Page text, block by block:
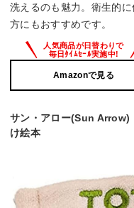
洗えるのも魅力。衛生的
方にもおすすめです。
Amazonで見る
サン・アロー(Sun Arrow)
け絵本